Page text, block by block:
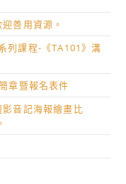
善用資源。
列課程-《TA101》溝
章暨報名表件
音記海報繪畫比